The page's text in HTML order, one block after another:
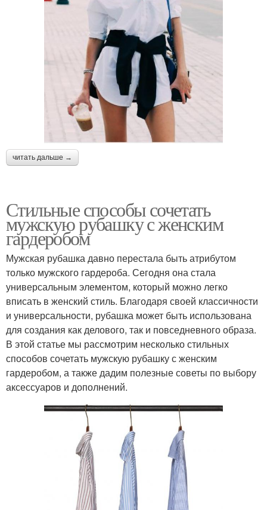
читать дальше →
Стильные способы сочетать
мужскую рубашку с женским
гардеробом
Мужская рубашка давно перестала быть атрибутом
только мужского гардероба. Сегодня она стала
универсальным элементом, который можно легко
вписать в женский стиль. Благодаря своей классичности
и универсальности, рубашка может быть использована
для создания как делового, так и повседневного образа.
В этой статье мы рассмотрим несколько стильных
способов сочетать мужскую рубашку с женским
гардеробом, а также дадим полезные советы по выбору
аксессуаров и дополнений.